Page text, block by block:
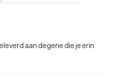
aan degene die je erin